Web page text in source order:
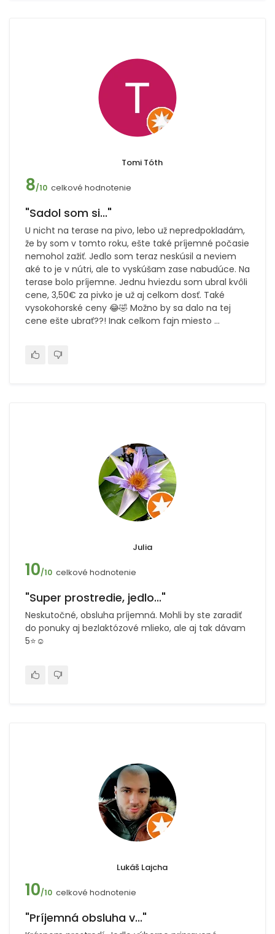
Tomi Tóth
8/10 celkové hodnotenie
"Sadol som si..."
U nicht na terase na pivo, lebo už nepredpokladám,
že by som v tomto roku, ešte také príjemné počasie
nemohol zažiť. Jedlo som teraz neskúsil a neviem
aké to je v nútri, ale to vyskúšam zase nabudúce. Na
terase bolo príjemne. Jednu hviezdu som ubral kvôli
cene, 3,50€ za pivko je už aj celkom dosť. Také
vysokohorské ceny 😂🤣 Možno by sa dalo na tej
cene ešte ubrať??! Inak celkom fajn miesto ...
Julia
10/10 celkové hodnotenie
"Super prostredie, jedlo..."
Neskutočné, obsluha príjemná. Mohli by ste zaradiť
do ponuky aj bezlaktózové mlieko, ale aj tak dávam
5⭐️☺️
Lukáš Lajcha
10/10 celkové hodnotenie
"Príjemná obsluha v..."